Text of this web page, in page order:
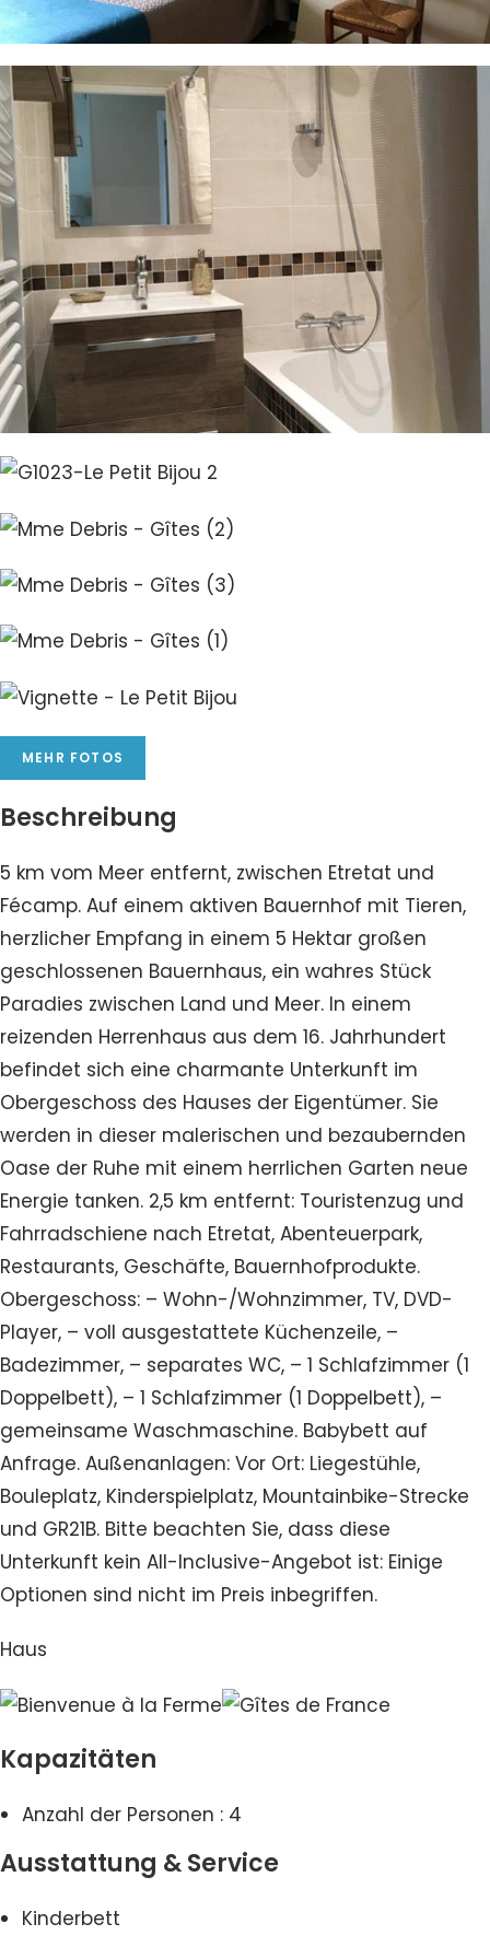
MEHR FOTOS
Beschreibung
5 km vom Meer entfernt, zwischen Etretat und
Fécamp. Auf einem aktiven Bauernhof mit Tieren,
herzlicher Empfang in einem 5 Hektar großen
geschlossenen Bauernhaus, ein wahres Stück
Paradies zwischen Land und Meer. In einem
reizenden Herrenhaus aus dem 16. Jahrhundert
befindet sich eine charmante Unterkunft im
Obergeschoss des Hauses der Eigentümer. Sie
werden in dieser malerischen und bezaubernden
Oase der Ruhe mit einem herrlichen Garten neue
Energie tanken. 2,5 km entfernt: Touristenzug und
Fahrradschiene nach Etretat, Abenteuerpark,
Restaurants, Geschäfte, Bauernhofprodukte.
Obergeschoss: – Wohn-/Wohnzimmer, TV, DVD-
Player, – voll ausgestattete Küchenzeile, –
Badezimmer, – separates WC, – 1 Schlafzimmer (1
Doppelbett), – 1 Schlafzimmer (1 Doppelbett), –
gemeinsame Waschmaschine. Babybett auf
Anfrage. Außenanlagen: Vor Ort: Liegestühle,
Bouleplatz, Kinderspielplatz, Mountainbike-Strecke
und GR21B. Bitte beachten Sie, dass diese
Unterkunft kein All-Inclusive-Angebot ist: Einige
Optionen sind nicht im Preis inbegriffen.
Haus
Kapazitäten
Anzahl der Personen : 4
Ausstattung & Service
Kinderbett